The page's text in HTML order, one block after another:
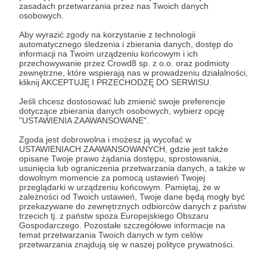
zasadach przetwarzania przez nas Twoich danych
osobowych.
Aby wyrazić zgody na korzystanie z technologii
automatycznego śledzenia i zbierania danych, dostęp do
informacji na Twoim urządzeniu końcowym i ich
przechowywanie przez Crowd8 sp. z o.o. oraz podmioty
zewnętrzne, które wspierają nas w prowadzeniu działalności,
kliknij AKCEPTUJĘ I PRZECHODZĘ DO SERWISU.
Jeśli chcesz dostosować lub zmienić swoje preferencje
dotyczące zbierania danych osobowych, wybierz opcję
"USTAWIENIA ZAAWANSOWANE".
Zgoda jest dobrowolna i możesz ją wycofać w
USTAWIENIACH ZAAWANSOWANYCH, gdzie jest także
opisane Twoje prawo żądania dostępu, sprostowania,
usunięcia lub ograniczenia przetwarzania danych, a także w
dowolnym momencie za pomocą ustawień Twojej
przeglądarki w urządzeniu końcowym. Pamiętaj, że w
zależności od Twoich ustawień, Twoje dane będą mogły być
przekazywane do zewnętrznych odbiorców danych z państw
trzecich tj. z państw spoza Europejskiego Obszaru
Gospodarczego. Pozostałe szczegółowe informacje na
temat przetwarzania Twoich danych w tym celów
przetwarzania znajdują się w naszej polityce prywatności.
słabo, jeśli co trzecie bardzo słabo. W każdym
razie trzeba będzie dokupić nowych, a to co
zostało siać dwa lub trzy razy gęściej niż we
wskazówkach z opakowania.
Pamiętajmy, że gdy opakowanie było otwarte
to żywotność nasion przeważnie się
zmniejsza. Ale niekoniecznie, może być
warto sprawdzić starsze nasiona sposobem
na wilgotne podłoże z waty.
Tyle o warzywach bo inne interesujące nas
rośliny miewają inną żywotność. Na przykład
takie... chwasty. Maki, kąkole, chabry, lny, toż
to wszystko chwasty! Nasze paczki nasion